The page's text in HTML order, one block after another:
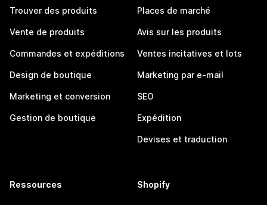
Trouver des produits
Vente de produits
Commandes et expéditions
Design de boutique
Marketing et conversion
Gestion de boutique
Places de marché
Avis sur les produits
Ventes incitatives et lots
Marketing par e-mail
SEO
Expédition
Devises et traduction
Ressources Shopify